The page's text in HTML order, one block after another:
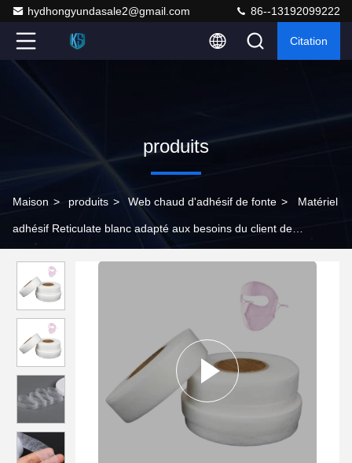
hydhongyundasale2@gmail.com 86--13192099222
Citation
produits
Maison > produits > Web chaud d'adhésif de fonte > Matériel
adhésif Reticulate blanc adapté aux besoins du client de